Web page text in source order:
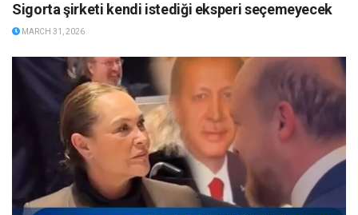
Sigorta şirketi kendi istediği eksperi seçemeyecek
MARCH 31, 2026